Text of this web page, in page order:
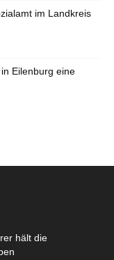
im Landkreis
Eilenburg eine
hält die